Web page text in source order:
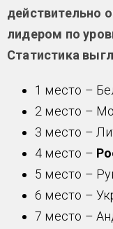
действительно
лидером по
Статистика
1 место –
2 место –
3 место –
4 место –
5 место –
6 место –
7 место –